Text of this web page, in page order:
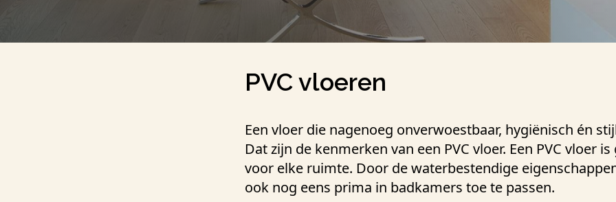
PVC vloeren
Een vloer die nagenoeg onverwoestbaar, hygiënisch én
Dat zijn de kenmerken van een PVC vloer. Een PVC vloer
voor elke ruimte. Door de waterbestendige
ook nog eens prima in badkamers toe te passen.